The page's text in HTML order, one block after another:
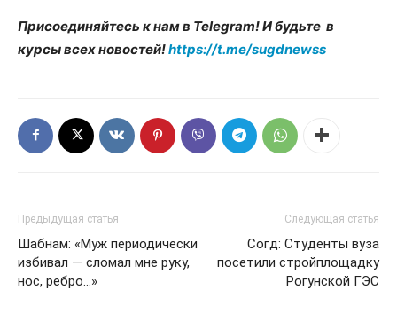
Присоединяйтесь к нам в Telegram! И будьте в
курсы всех новостей!https://t.me/sugdnewss
Предыдущая статья
Шабнам: «Муж периодически
избивал — сломал мне руку,
нос, ребро…»
Следующая статья
Согд: Студенты вуза
посетили стройплощадку
Рогунской ГЭС